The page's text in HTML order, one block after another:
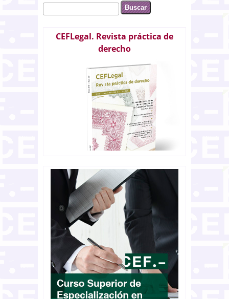
Formulario de búsqueda
Buscar
CEFLegal. Revista práctica de
derecho